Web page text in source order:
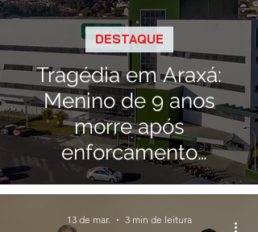
Tragédia em Araxá:
Menino de 9 anos
morre após
enforcamento
acidental em varanda
DESTAQUE
13 de mar. 3 min de leitura